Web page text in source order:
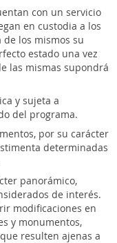
con un servicio
en custodia a los
los mismos su
estado una vez
las mismas supondrá
y sujeta a
del programa.
por su carácter
determinadas
panorámico,
de interés.
modificaciones en
y monumentos,
resulten ajenas a